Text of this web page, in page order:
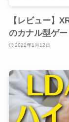
【レビュー】
のカナル型ゲ
2022年1月12日